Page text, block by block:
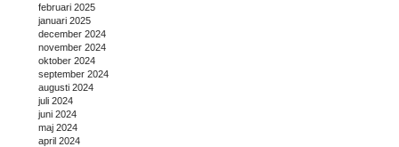
februari 2025
januari 2025
december 2024
november 2024
oktober 2024
september 2024
augusti 2024
juli 2024
juni 2024
maj 2024
april 2024